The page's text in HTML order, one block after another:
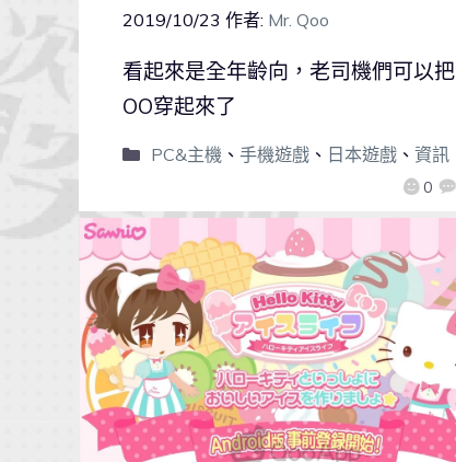
2019/10/23 作者: Mr. Qoo
0
看起來是全年齡向，老司機們可以把
OO穿起來了
PC&主機、 手機遊戲、 日本遊戲、 資訊